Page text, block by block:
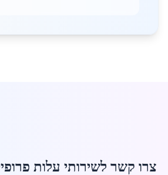
צרו קשר לשירותי עלות